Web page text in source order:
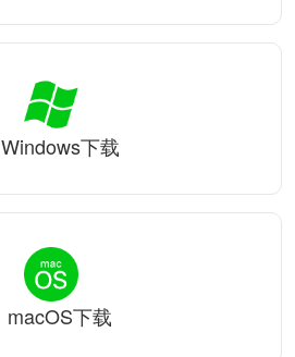
Windows下载
macOS下载